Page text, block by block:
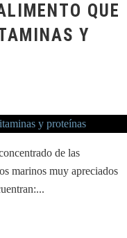
QUE
Y
de las
marinos muy apreciados